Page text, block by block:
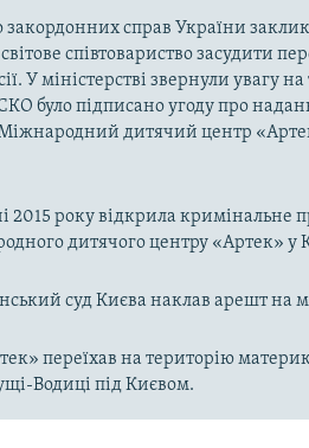
закордонних справ України
співтовариство засудити
У міністерстві звернули увагу
було підписано угоду про
дитячий центр
2015 року відкрила кримінальне
дитячого центру «Артек» у
суд Києва наклав арешт на
переїхав на територію
Водиці під Києвом.